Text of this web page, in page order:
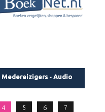
Medereizigers - Audio
4 5 6
7